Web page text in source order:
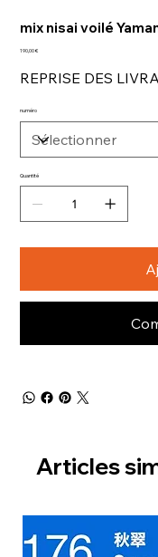
mix nisai voilé
Prix
190,00 €
REPRISE DES
numéro
Quantité
Articles